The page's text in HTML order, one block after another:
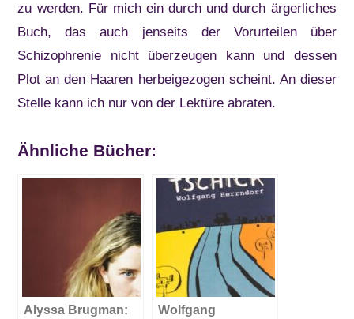
zu werden. Für mich ein durch und durch ärgerliches
Buch, das auch jenseits der Vorurteilen über
Schizophrenie nicht überzeugen kann und dessen
Plot an den Haaren herbeigezogen scheint. An dieser
Stelle kann ich nur von der Lektüre abraten.
Ähnliche Bücher:
Alyssa Brugman: Wolfgang